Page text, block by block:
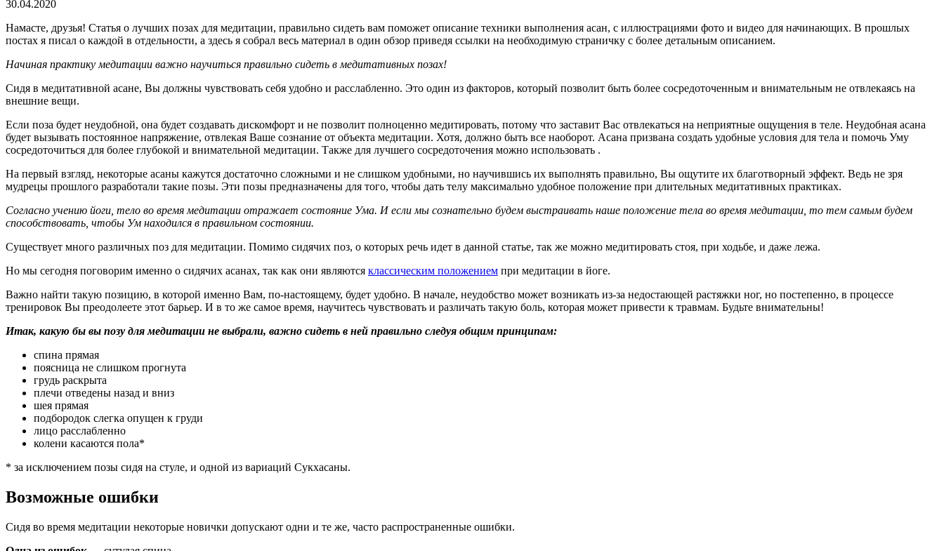
30.04.2020
Намасте, друзья! Статья о лучших позах для медитации, правильно сидеть вам поможет описание техники выполнения асан, с иллюстрациями фото и видео для начинающих. В прошлых
постах я писал о каждой в отдельности, а здесь я собрал весь материал в один обзор приведя ссылки на необходимую страничку с более детальным описанием.
Начиная практику медитации важно научиться правильно сидеть в медитативных позах!
Сидя в медитативной асане, Вы должны чувствовать себя удобно и расслабленно. Это один из факторов, который позволит быть более сосредоточенным и внимательным не отвлекаясь на
внешние вещи.
Если поза будет неудобной, она будет создавать дискомфорт и не позволит полноценно медитировать, потому что заставит Вас отвлекаться на неприятные ощущения в теле. Неудобная асана
будет вызывать постоянное напряжение, отвлекая Ваше сознание от объекта медитации. Хотя, должно быть все наоборот. Асана призвана создать удобные условия для тела и помочь Уму
сосредоточиться для более глубокой и внимательной медитации. Также для лучшего сосредоточения можно использовать .
На первый взгляд, некоторые асаны кажутся достаточно сложными и не слишком удобными, но научившись их выполнять правильно, Вы ощутите их благотворный эффект. Ведь не зря
мудрецы прошлого разработали такие позы. Эти позы предназначены для того, чтобы дать телу максимально удобное положение при длительных медитативных практиках.
Согласно учению йоги, тело во время медитации отражает состояние Ума. И если мы сознательно будем выстраивать наше положение тела во время медитации, то тем самым будем
способствовать, чтобы Ум находился в правильном состоянии.
Существует много различных поз для медитации. Помимо сидячих поз, о которых речь идет в данной статье, так же можно медитировать стоя, при ходьбе, и даже лежа.
Но мы сегодня поговорим именно о сидячих асанах, так как они являются классическим положением при медитации в йоге.
Важно найти такую позицию, в которой именно Вам, по-настоящему, будет удобно. В начале, неудобство может возникать из-за недостающей растяжки ног, но постепенно, в процессе
тренировок Вы преодолеете этот барьер. И в то же самое время, научитесь чувствовать и различать такую боль, которая может привести к травмам. Будьте внимательны!
Итак, какую бы вы позу для медитации не выбрали, важно сидеть в ней правильно следуя общим принципам:
спина прямая
поясница не слишком прогнута
грудь раскрыта
плечи отведены назад и вниз
шея прямая
подбородок слегка опущен к груди
лицо расслабленно
колени касаются пола*
* за исключением позы сидя на стуле, и одной из вариаций Сукхасаны.
Возможные ошибки
Сидя во время медитации некоторые новички допускают одни и те же, часто распространенные ошибки.